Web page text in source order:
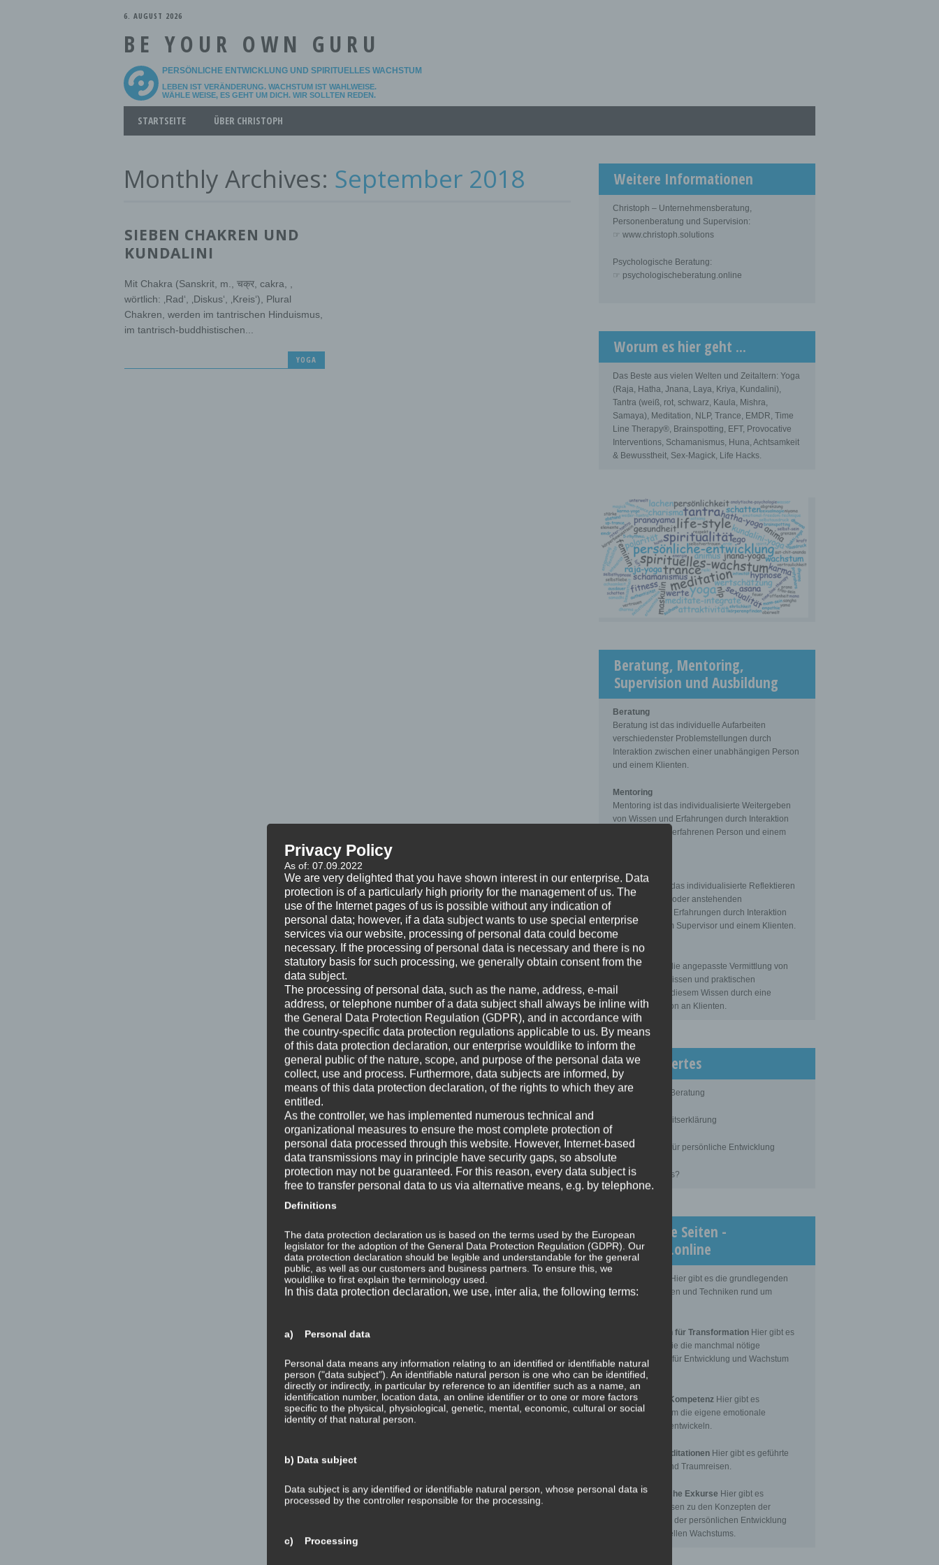
6. AUGUST 2026
BE YOUR OWN GURU
PERSÖNLICHE ENTWICKLUNG UND SPIRITUELLES WACHSTUM
LEBEN IST VERÄNDERUNG. WACHSTUM IST WAHLWEISE.
WÄHLE WEISE, ES GEHT UM DICH. WIR SOLLTEN REDEN.
Main menu
STARTSEITE ÜBER CHRISTOPH
Monthly Archives: September 2018
SIEBEN CHAKREN UND
KUNDALINI
Mit Chakra (Sanskrit, m., चक्र, cakra, ,
wörtlich: ‚Rad‘, ‚Diskus‘, ‚Kreis‘), Plural
Chakren, werden im tantrischen Hinduismus,
im tantrisch-buddhistischen...
YOGA
Weitere Informationen
Christoph – Unternehmensberatung,
Personenberatung und Supervision:
☞ www.christoph.solutions
Psychologische Beratung:
☞ psychologischeberatung.online
Worum es hier geht ...
Das Beste aus vielen Welten und Zeitaltern: Yoga
(Raja, Hatha, Jnana, Laya, Kriya, Kundalini),
Tantra (weiß, rot, schwarz, Kaula, Mishra,
Samaya), Meditation, NLP, Trance, EMDR, Time
Line Therapy®, Brainspotting, EFT, Provocative
Interventions, Schamanismus, Huna, Achtsamkeit
& Bewusstheit, Sex-Magick, Life Hacks.
Beratung, Mentoring,
Supervision und Ausbildung
Beratung
Beratung ist das individuelle Aufarbeiten
verschiedenster Problemstellungen durch
Interaktion zwischen einer unabhängigen Person
und einem Klienten.
Mentoring
Mentoring ist das individualisierte Weitergeben
von Wissen und Erfahrungen durch Interaktion
zwischen einer erfahrenen Person und einem
Supervision
Supervision ist das individualisierte Reflektieren
der gemachten oder anstehenden
professionellen Erfahrungen durch Interaktion
zwischen einem Supervisor und einem Klienten.
Ausbildung
Ausbildung ist die angepasste Vermittlung von
allgemeinem Wissen und praktischen
Fertigkeiten zu diesem Wissen durch eine
erfahrene Person an Klienten.
Wissenswertes
☞ Ablauf einer Beratung
☞ Vertraulichkeitserklärung
☞ Grundlagen für persönliche Entwicklung
☞ Was kostet es?
Wichtigste Seiten -
minimedi.online
Hier gibt es die grundlegenden
Wissenseinheiten und Techniken rund um
⇒ Meditationen für TransformationHier gibt es
Meditationen, die die manchmal nötige
Transformation für Entwicklung und Wachstum
anstoßen.
⇒ Emotionale KompetenzHier gibt es
Meditationen, um die eigene emotionale
Kompetenz zu entwickeln.
⇒ Geführte MeditationenHier gibt es geführte
Meditationen und Traumreisen.
⇒ Philosophische Exkurse Hier gibt es
Hintergrundwissen zu den Konzepten der
Transformation, der persönlichen Entwicklung
und des spirituellen Wachstums.
Privacy Policy
As of: 07.09.2022
We are very delighted that you have shown interest in our enterprise. Data
protection is of a particularly high priority for the management of us. The
use of the Internet pages of us is possible without any indication of
personal data; however, if a data subject wants to use special enterprise
services via our website, processing of personal data could become
necessary. If the processing of personal data is necessary and there is no
statutory basis for such processing, we generally obtain consent from the
data subject.
The processing of personal data, such as the name, address, e-mail
address, or telephone number of a data subject shall always be inline with
the General Data Protection Regulation (GDPR), and in accordance with
the country-specific data protection regulations applicable to us. By means
of this data protection declaration, our enterprise wouldlike to inform the
general public of the nature, scope, and purpose of the personal data we
collect, use and process. Furthermore, data subjects are informed, by
means of this data protection declaration, of the rights to which they are
entitled.
As the controller, we has implemented numerous technical and
organizational measures to ensure the most complete protection of
personal data processed through this website. However, Internet-based
data transmissions may in principle have security gaps, so absolute
protection may not be guaranteed. For this reason, every data subject is
free to transfer personal data to us via alternative means, e.g. by telephone.
Definitions
The data protection declaration us is based on the terms used by the European
legislator for the adoption of the General Data Protection Regulation (GDPR). Our
data protection declaration should be legible and understandable for the general
public, as well as our customers and business partners. To ensure this, we
wouldlike to first explain the terminology used.
In this data protection declaration, we use, inter alia, the following terms:
a) Personal data
Personal data means any information relating to an identified or identifiable natural
person ("data subject"). An identifiable natural person is one who can be identified,
directly or indirectly, in particular by reference to an identifier such as a name, an
identification number, location data, an online identifier or to one or more factors
specific to the physical, physiological, genetic, mental, economic, cultural or social
identity of that natural person.
b) Data subject
Data subject is any identified or identifiable natural person, whose personal data is
processed by the controller responsible for the processing.
c) Processing